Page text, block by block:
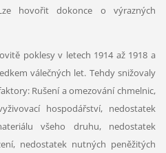
hovořit dokonce o výrazných
poklesy v letech 1914 až 1918 a
válečných let. Tehdy snižovaly
Rušení a omezování chmelnic,
hospodářství, nedostatek
všeho druhu, nedostatek
nedostatek nutných peněžitých